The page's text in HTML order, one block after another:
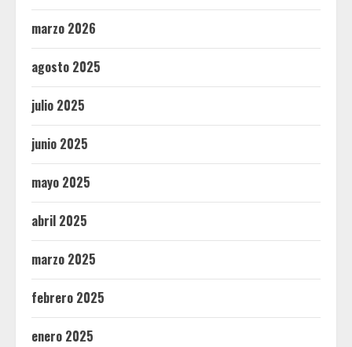
marzo 2026
agosto 2025
julio 2025
junio 2025
mayo 2025
abril 2025
marzo 2025
febrero 2025
enero 2025